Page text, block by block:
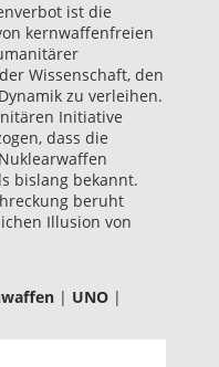
ist die
kernwaffenfreien
Wissenschaft, den
zu verleihen.
Initiative
dass die
bislang bekannt.
beruht
Illusion von
| UNO |